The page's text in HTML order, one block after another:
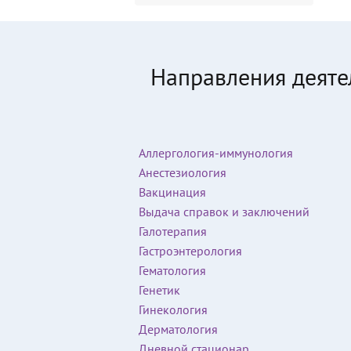
Направления
Аллергология-иммунология
Анестезиология
Вакцинация
Выдача справок и заключений
Галотерапия
Гастроэнтерология
Гематология
Генетик
Гинекология
Дерматология